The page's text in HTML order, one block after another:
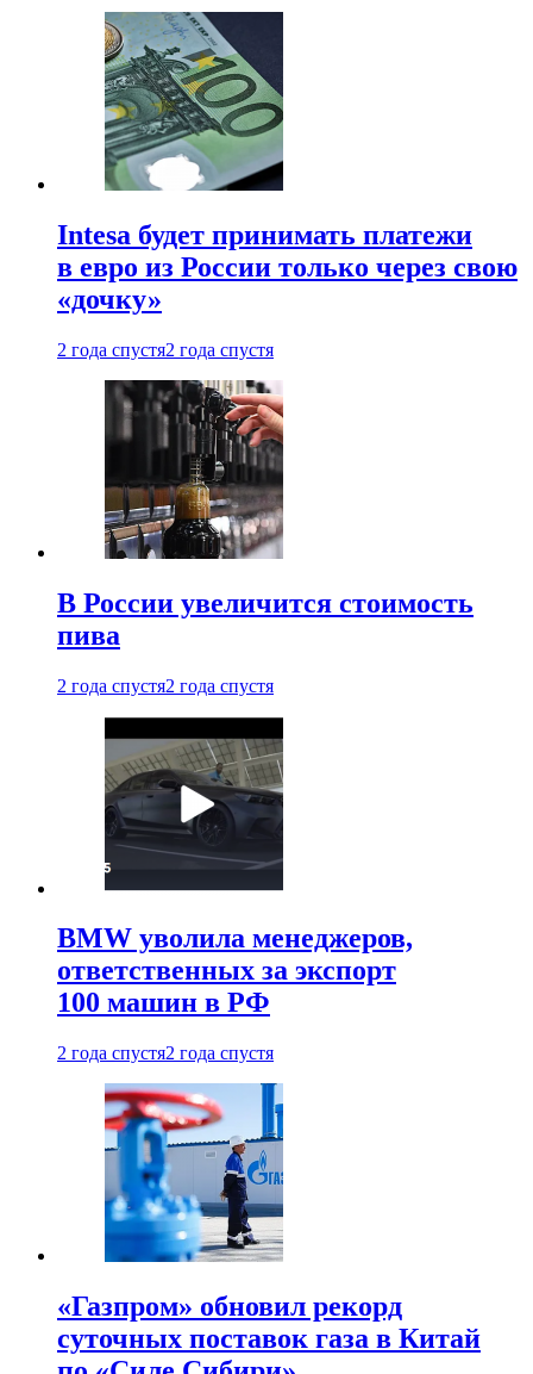
Intesa будет принимать платежи
в евро из России только через свою
«дочку»
2 года спустя2 года спустя
В России увеличится стоимость
пива
2 года спустя2 года спустя
BMW уволила менеджеров,
ответственных за экспорт
100 машин в РФ
2 года спустя2 года спустя
«Газпром» обновил рекорд
суточных поставок газа в Китай